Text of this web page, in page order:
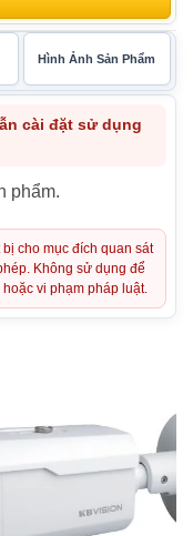
Hình Ảnh Sản Phẩm
cài đặt sử dụng
phẩm.
cho mục đích quan sát
Không sử dụng để
vi phạm pháp luật.